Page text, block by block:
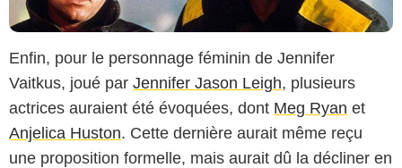
Enfin, pour le personnage féminin de Jennifer
Vaitkus, joué par Jennifer Jason Leigh, plusieurs
actrices auraient été évoquées, dont Meg Ryan et
Anjelica Huston. Cette dernière aurait même reçu
une proposition formelle, mais aurait dû la décliner en